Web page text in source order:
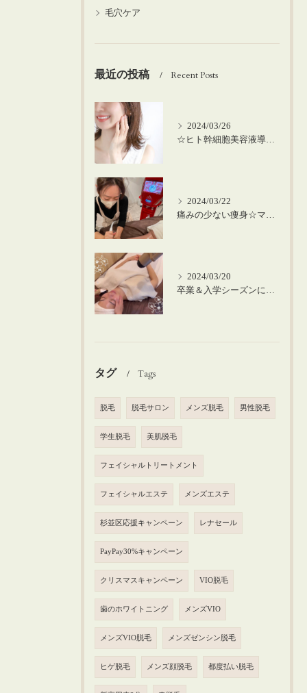
毛穴ケア
最近の投稿 Recent Posts
2024/03/26
☆ヒト幹細胞美容液導入の美肌顔脱毛☆
2024/03/22
痛みの少ない痩身☆マシーンを使った筋膜リリース！
2024/03/20
卒業＆入学シーズンにお肌のメンテナンスを♪
タグ Tags
脱毛 脱毛サロン メンズ脱毛 男性脱毛
学生脱毛 美肌脱毛
フェイシャルトリートメント
フェイシャルエステ メンズエステ
杉並区応援キャンペーン レナセール
PayPay30%キャンペーン
クリスマスキャンペーン VIO脱毛
歯のホワイトニング メンズVIO
メンズVIO脱毛 メンズゼンシン脱毛
ヒゲ脱毛 メンズ顔脱毛 都度払い脱毛